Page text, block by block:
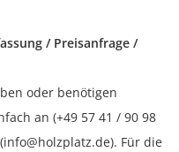
/ Preisanfrage /
oder benötigen
an (+49 57 41 / 90 98
Für die